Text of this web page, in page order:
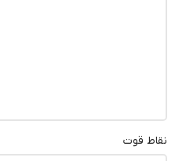
نقاط قوت